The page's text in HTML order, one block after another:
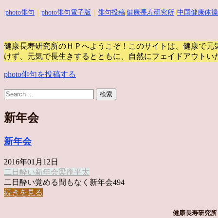
photo俳句 photo俳句電子版 俳句投稿 健康長寿研究所 中国健康体操
健康長寿研究所のＨＰへようこそ！このサイトは、健康で
けず、元気で長生きするとともに、自然にフェイドアウトい
photo俳句を投稿する
新年会
新年会
2016年01月12日
二日酔い新年会梁庵平太
二日酔い覚める間もなく新年会494
続きを見る
健康長寿研究